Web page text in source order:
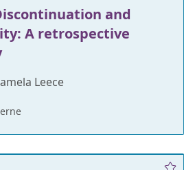
and
A retrospective
Leece